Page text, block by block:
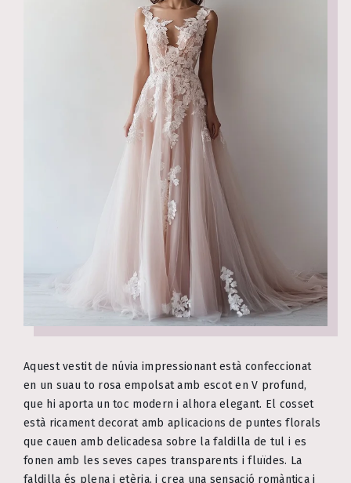
Aquest vestit de núvia impressionant està confeccionat
en un suau to rosa empolsat amb escot en V profund,
que hi aporta un toc modern i alhora elegant. El cosset
està ricament decorat amb aplicacions de puntes florals
que cauen amb delicadesa sobre la faldilla de tul i es
fonen amb les seves capes transparents i fluïdes. La
faldilla és plena i etèria, i crea una sensació romàntica i